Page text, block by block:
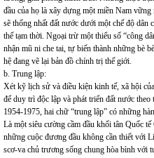
đầu của họ là xây dựng một miền Nam
sẽ thống nhất đất nước dưới một chế độ
thế tạm thời. Ngoại trừ một thiểu số “công
nhận mũ ni che tai, tự biến thành những bè
hệ đang vẽ lại bản đồ chính trị thế giới.
b. Trung lập:
Xét kỹ lịch sử và điều kiện kinh tế, xã hội
để duy trì độc lập và phát triển đất nước
1954-1975, hai chữ “trung lập” có những
Là một siêu cường cầm đầu khối tân Quốc
những cuộc đương đầu không cần thiết với
scơ-va chủ trương sống chung hòa bình với